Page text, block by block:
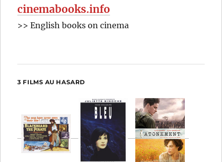
cinemabooks.info
>> English books on cinema
3 FILMS AU HASARD